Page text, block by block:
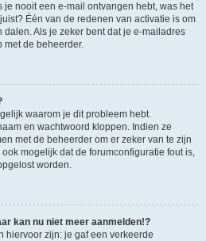
je nooit een e-mail ontvangen hebt, was het
Één van de redenen van activatie is om
dalen. Als je zeker bent dat je e-mailadres
met de beheerder.
waarom je dit probleem hebt.
en wachtwoord kloppen. Indien ze
met de beheerder om er zeker van te zijn
mogelijk dat de forumconfiguratie fout is,
worden.
kan nu niet meer aanmelden!?
hiervoor zijn: je gaf een verkeerde